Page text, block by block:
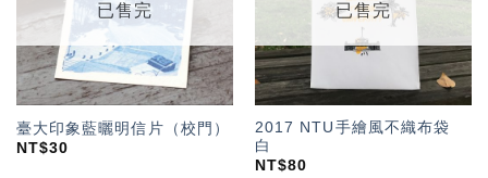
已售完
臺大印象藍曬明信片（校門）
NT$30
已售完
2017 NTU手繪風不織布袋
白
NT$80